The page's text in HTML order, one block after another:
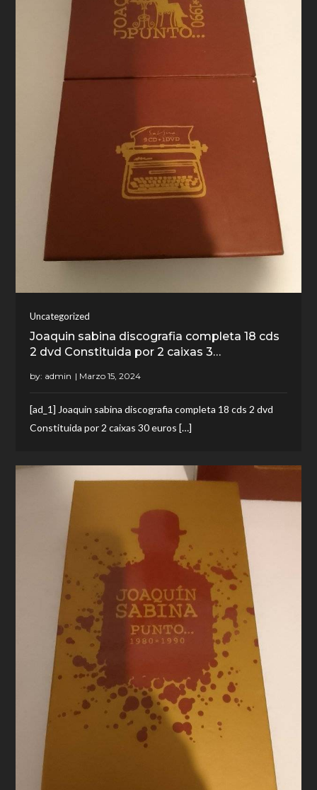
Uncategorized
Joaquin sabina discografia completa 18 cds
2 dvd Constituida por 2 caixas 3…
by: admin
[ad_1] Joaquin sabina discografia completa 18 cds 2 dvd
Constituida por 2 caixas 30 euros […]